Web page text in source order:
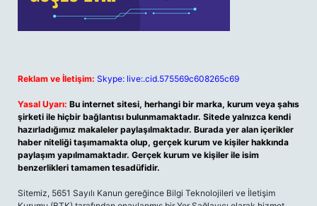
Reklam ve İletişim: Skype: live:.cid.575569c608265c69
Yasal Uyarı: Bu internet sitesi, herhangi bir marka, kurum veya şahıs
şirketi ile hiçbir bağlantısı bulunmamaktadır. Sitede yalnızca kendi
hazırladığımız makaleler paylaşılmaktadır. Burada yer alan içerikler
haber niteliği taşımamakta olup, gerçek kurum ve kişiler hakkında
paylaşım yapılmamaktadır. Gerçek kurum ve kişiler ile isim
benzerlikleri tamamen tesadüfidir.
Sitemiz, 5651 Sayılı Kanun gereğince Bilgi Teknolojileri ve İletişim